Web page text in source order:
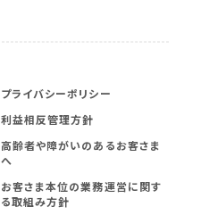
プライバシーポリシー
利益相反管理方針
高齢者や障がいのあるお客さま
へ
お客さま本位の業務運営に関す
る取組み方針